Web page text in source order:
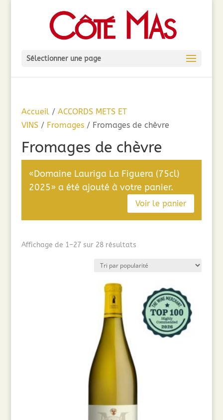
Sélectionner une page
Accueil/ ACCORDS METS ET
VINS/ Fromages/ Fromages de chèvre
Fromages de chèvre
«Domaine Lauriga La Figuera (75cl)
2025» a été ajouté à votre panier.
Voir le panier
Affichage de 1–27 sur 28 résultatsTrié